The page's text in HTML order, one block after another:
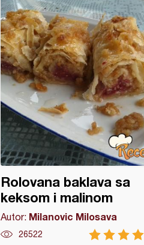
Rolovana baklava sa
keksom i malinom
Autor: Milanovic Milosava
26522